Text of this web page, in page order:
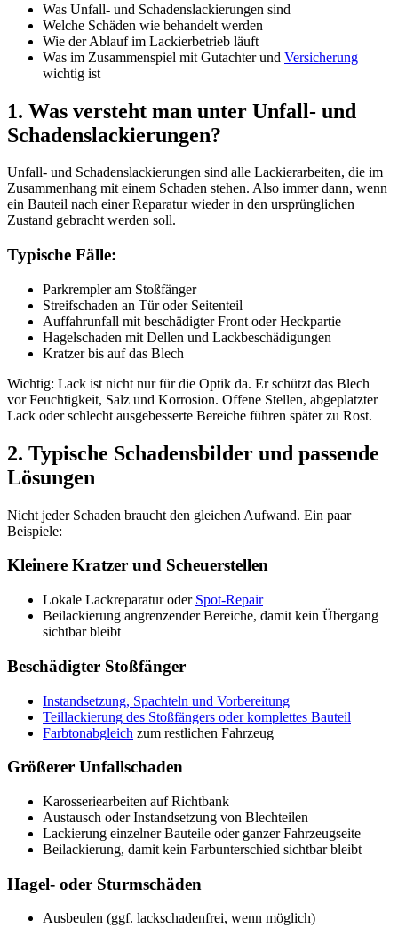
Was Unfall- und Schadenslackierungen sind
Welche Schäden wie behandelt werden
Wie der Ablauf im Lackierbetrieb läuft
Was im Zusammenspiel mit Gutachter und Versicherung
wichtig ist
1. Was versteht man unter Unfall- und
Schadenslackierungen?
Unfall- und Schadenslackierungen sind alle Lackierarbeiten, die im
Zusammenhang mit einem Schaden stehen. Also immer dann, wenn
ein Bauteil nach einer Reparatur wieder in den ursprünglichen
Zustand gebracht werden soll.
Typische Fälle:
Parkrempler am Stoßfänger
Streifschaden an Tür oder Seitenteil
Auffahrunfall mit beschädigter Front oder Heckpartie
Hagelschaden mit Dellen und Lackbeschädigungen
Kratzer bis auf das Blech
Wichtig: Lack ist nicht nur für die Optik da. Er schützt das Blech
vor Feuchtigkeit, Salz und Korrosion. Offene Stellen, abgeplatzter
Lack oder schlecht ausgebesserte Bereiche führen später zu Rost.
2. Typische Schadensbilder und passende
Lösungen
Nicht jeder Schaden braucht den gleichen Aufwand. Ein paar
Beispiele:
Kleinere Kratzer und Scheuerstellen
Lokale Lackreparatur oder Spot-Repair
Beilackierung angrenzender Bereiche, damit kein Übergang
sichtbar bleibt
Beschädigter Stoßfänger
Instandsetzung, Spachteln und Vorbereitung
Teillackierung des Stoßfängers oder komplettes Bauteil
Farbtonabgleich zum restlichen Fahrzeug
Größerer Unfallschaden
Karosseriearbeiten auf Richtbank
Austausch oder Instandsetzung von Blechteilen
Lackierung einzelner Bauteile oder ganzer Fahrzeugseite
Beilackierung, damit kein Farbunterschied sichtbar bleibt
Hagel- oder Sturmschäden
Ausbeulen (ggf. lackschadenfrei, wenn möglich)